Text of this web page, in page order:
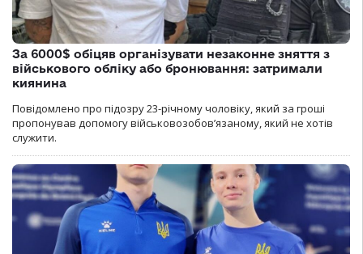
За 6000$ обіцяв організувати незаконне зняття з
військового обліку або бронювання: затримали
киянина
Повідомлено про підозру 23-річному чоловіку, який за гроші
пропонував допомогу військовозобов’язаному, який не хотів
служити.